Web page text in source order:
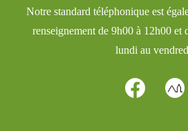
Notre standard téléphonique est
renseignement de 9h00 à 12h00 et
lundi au